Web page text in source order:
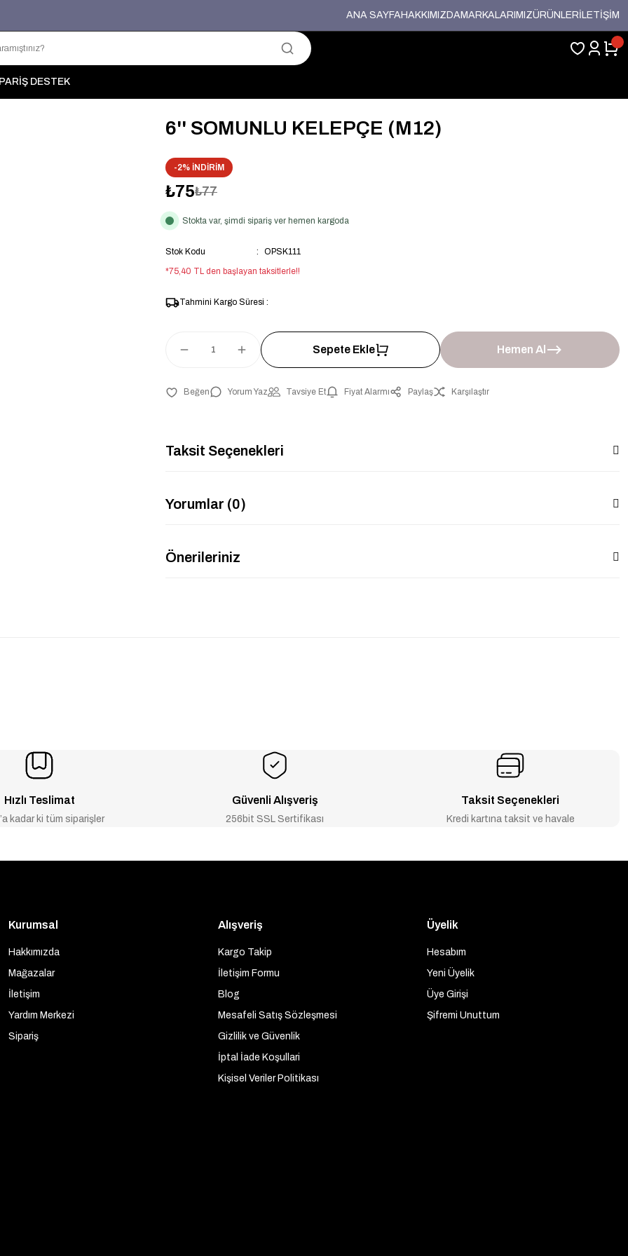
ANA SAYFAHAKKIMIZDAMARKALARIMIZÜRÜNLERİLETİŞİM
DESTEK
6'' SOMUNLU KELEPÇE (M12)
-2% İNDİRİM
₺75₺77
Stokta var, şimdi sipariş ver hemen kargoda
Stok Kodu
OPSK111
*75,40 TL den başlayan taksitlerle!!
Tahmini Kargo Süresi :
Sepete Ekle Hemen Al
Yorum Yaz Tavsiye Et Fiyat Alarmı Paylaş Karşılaştır
Taksit Seçenekleri
Yorumlar (0)
Önerileriniz
Hızlı Teslimat
kadar ki tüm siparişler
Güvenli Alışveriş
256bit SSL Sertifikası
Taksit Seçenekleri
Kredi kartına taksit ve havale
Kurumsal
Hakkımızda
Mağazalar
İletişim
Yardım Merkezi
Sipariş
Alışveriş
Kargo Takip
İletişim Formu
Blog
Mesafeli Satış Sözleşmesi
Gizlilik ve Güvenlik
İptal İade Koşullari
Kişisel Veriler Politikası
Üyelik
Hesabım
Yeni Üyelik
Üye Girişi
Şifremi Unuttum